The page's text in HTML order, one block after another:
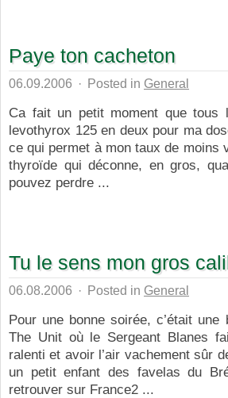
Paye ton cacheton
06.09.2006 · Posted in General
Ca fait un petit moment que
levothyrox 125 en deux pour ma
ce qui permet à mon taux de moins
thyroïde qui déconne, en gros,
pouvez perdre ...
Tu le sens mon gros
06.08.2006 · Posted in General
Pour une bonne soirée, c’était
The Unit où le Sergeant Blanes
ralenti et avoir l’air vachement sûr
un petit enfant des favelas du
retrouver sur France2 ...